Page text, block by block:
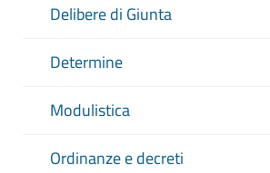
Delibere di Giunta
Determine
Modulistica
Ordinanze e decreti